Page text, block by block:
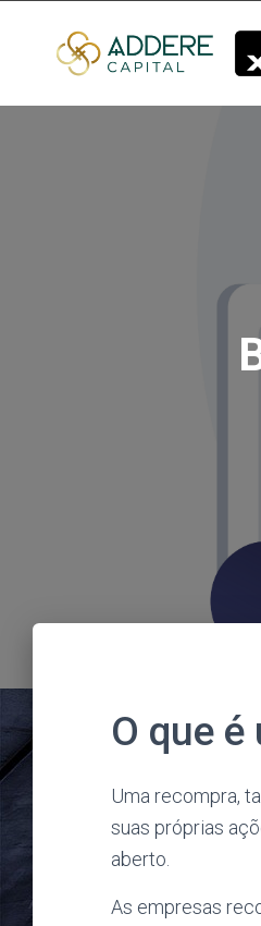
O que
Uma recompra,
suas próprias
aberto.
As empresas